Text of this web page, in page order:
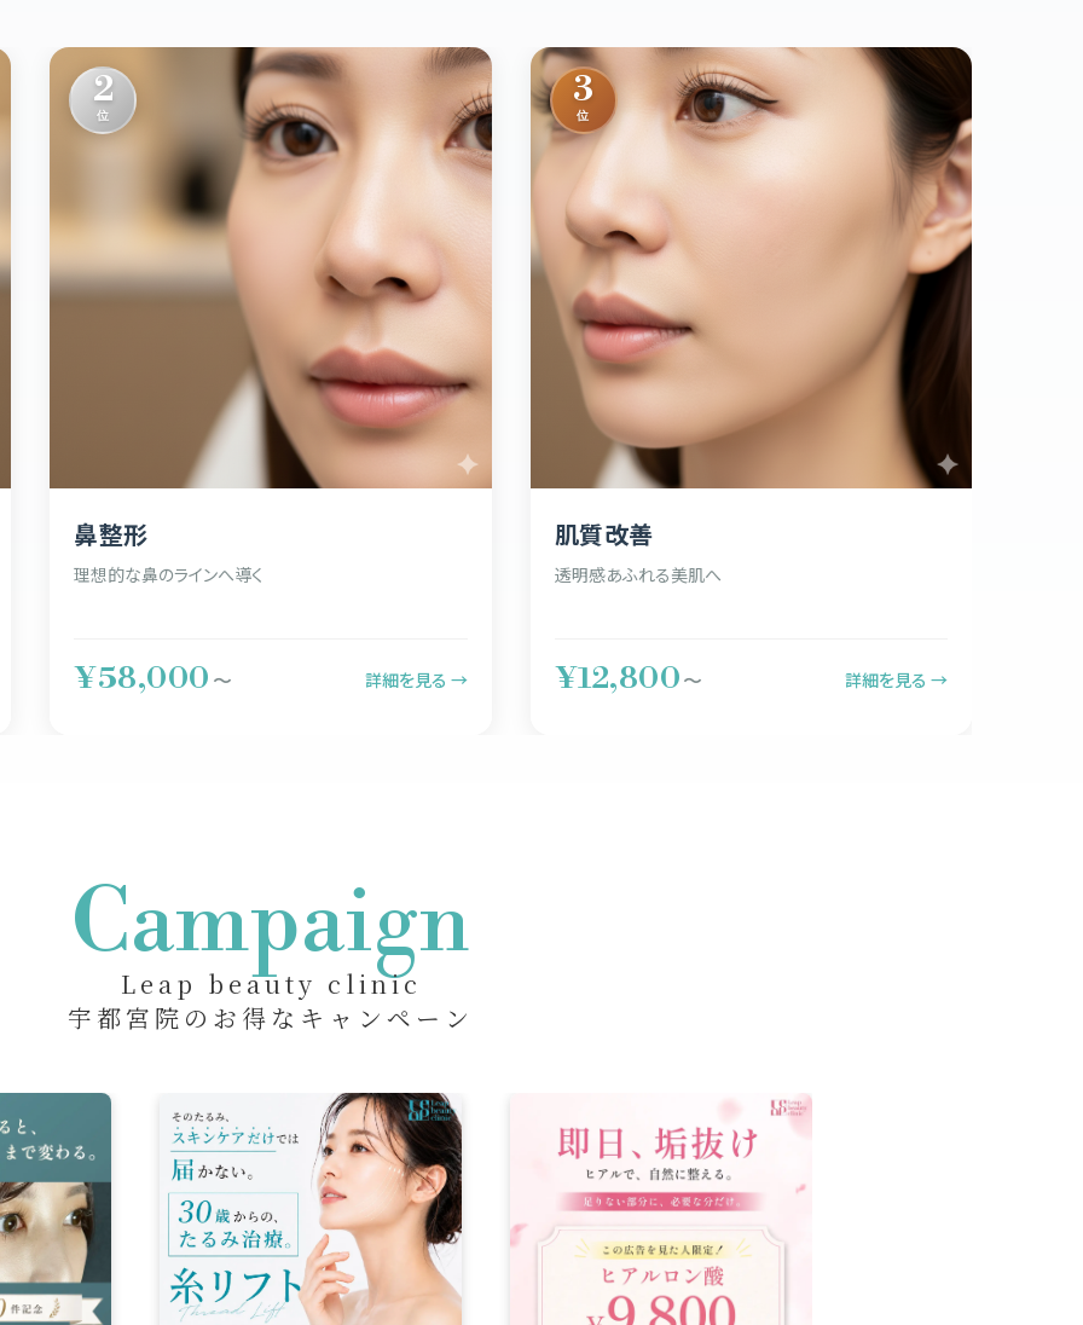
2
位
鼻整形
理想的な鼻のラインへ導く
¥58,000 〜 詳細を見る →
3
位
肌質改善
透明感あふれる美肌へ
¥12,800 〜 詳細を見る →
Campaign
Leap beauty clinic
宇都宮院のお得なキャンペーン